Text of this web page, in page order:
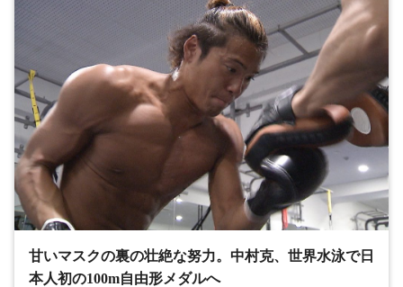
甘いマスクの裏の壮絶な努力。中村克、世界水泳で日
本人初の100m自由形メダルへ